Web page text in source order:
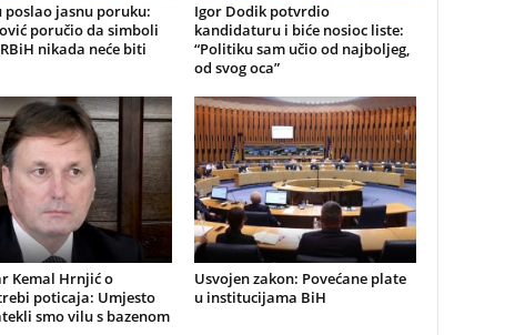
poslao jasnu poruku:
poručio da simboli
nikada neće biti
Igor Dodik potvrdio
kandidaturu i biće nosioc liste:
“Politiku sam učio od najboljeg,
od svog oca”
Kemal Hrnjić o
poticaja: Umjesto
smo vilu s bazenom
Usvojen zakon: Povećane plate
u institucijama BiH